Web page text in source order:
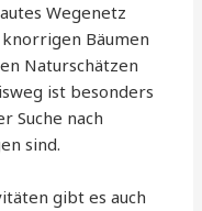
Wegenetz
Bäumen
Naturschätzen
ist besonders
Suche nach
sind.
gibt es auch